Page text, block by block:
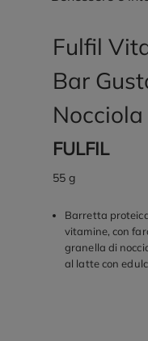
Fulfil
Bar
Nocciola
FULFIL
55 g
Barretta
vitamine, con
granella di
al latte con